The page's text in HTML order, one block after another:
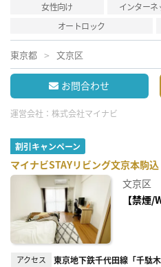
女性向け インターネ
オートロック
東京都 文京区
お問合わせ
運営会社： 株式会社マイナビ
割引キャンペーン
マイナビSTAYリビング文京本駒
文京区
【禁煙/
アクセス 東京地下鉄千代田線「千駄